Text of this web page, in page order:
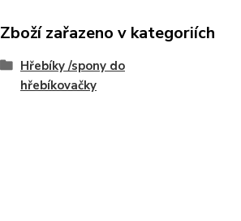
Zboží zařazeno v kategoriích
Hřebíky /spony do
hřebíkovačky